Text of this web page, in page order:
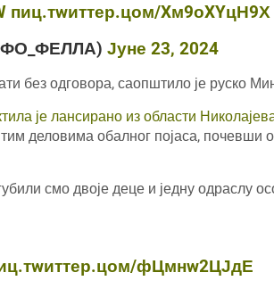
пиц.тwиттер.цом/Xм9оXYцН9Х
Јуне 23, 2024
без одговора, саопштило је руско
је лансирано из области
деловима обалног појаса, почевши
смо двоје деце и једну одраслу
фЦмнw2ЦЈдЕ